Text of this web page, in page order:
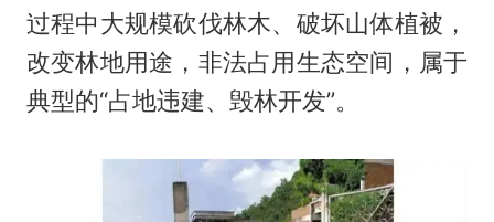
过程中大规模砍伐林木、破坏山体植被，
改变林地用途，非法占用生态空间，属于
典型的“占地违建、毁林开发”。